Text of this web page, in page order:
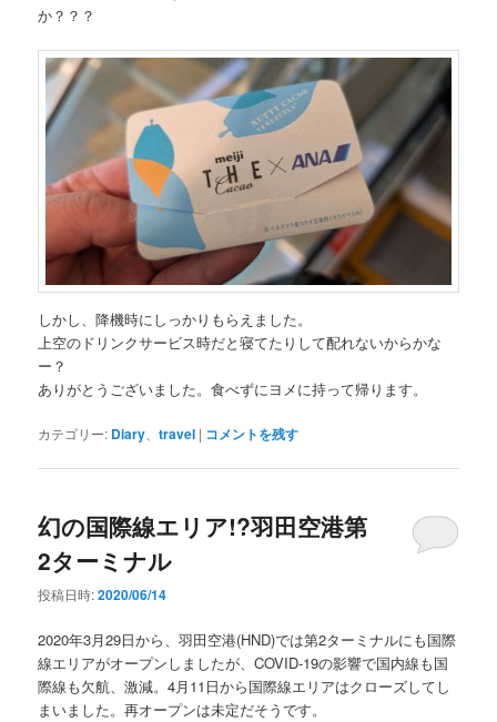
か？？？
しかし、降機時にしっかりもらえました。
上空のドリンクサービス時だと寝てたりして配れないからかな
ー？
ありがとうございました。食べずにヨメに持って帰ります。
カテゴリー: Diary、travel | コメントを残す
幻の国際線エリア!?羽田空港第
2ターミナル
投稿日時:2020/06/14
2020年3月29日から、羽田空港(HND)では第2ターミナルにも国際
線エリアがオープンしましたが、COVID-19の影響で国内線も国
際線も欠航、激減。4月11日から国際線エリアはクローズしてし
まいました。再オープンは未定だそうです。